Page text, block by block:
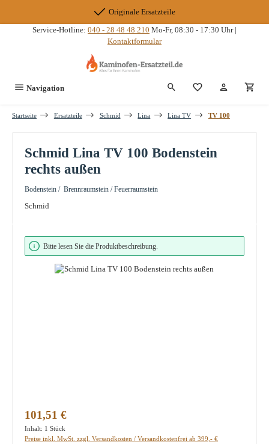
Originale Ersatzteile
Service-Hotline: 040 - 28 48 48 210 Mo-Fr, 08:30 - 17:30 Uhr |
Kontaktformular
Navigation Du hast 0
Startseite Ersatzteile Schmid Lina Lina TV TV 100
Schmid Lina TV 100 Bodenstein
rechts außen
Bodenstein / Brennraumstein / Feuerraumstein
Schmid
Bildergalerie überspringen
Bitte lesen Sie die Produktbeschreibung.
Regulärer Preis:
101,51 €
Inhalt: 1 Stück
Preise inkl. MwSt. zzgl. Versandkosten / Versandkostenfrei ab 399,- €